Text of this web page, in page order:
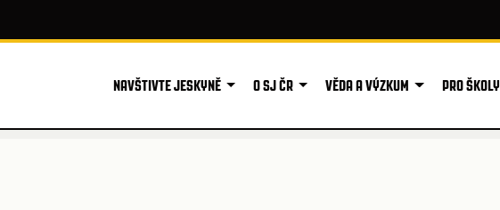
NAVŠTIVTE JESKYNĚ O SJ ČR VĚDA A VÝZKUM PRO ŠKOLY